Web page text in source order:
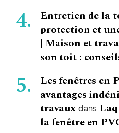
Entretien de la
protection et
| Maison et
son toit :
Les fenêtres en
avantages
travaux dans
la fenêtre en